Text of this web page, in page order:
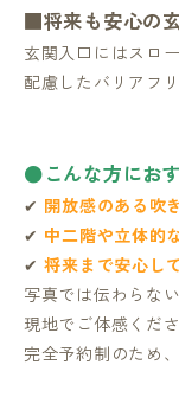
■将来も安心の
玄関入口にはスロ
配慮したバリアフリ
●こんな方にお
✔ 開放感のある吹
✔ 中二階や立体的
✔将来まで安心し
写真では伝わらな
現地でご体感くださ
完全予約制のため